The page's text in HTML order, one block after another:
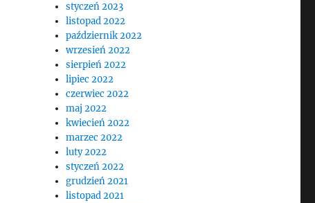
styczeń 2023
listopad 2022
październik 2022
wrzesień 2022
sierpień 2022
lipiec 2022
czerwiec 2022
maj 2022
kwiecień 2022
marzec 2022
luty 2022
styczeń 2022
grudzień 2021
listopad 2021